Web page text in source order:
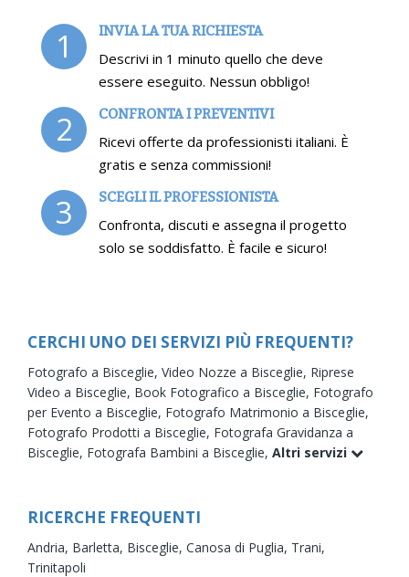
1 INVIA LA TUA RICHIESTA
Descrivi in 1 minuto quello che deve
essere eseguito. Nessun obbligo!
2 CONFRONTA I PREVENTIVI
Ricevi offerte da professionisti italiani. È
gratis e senza commissioni!
3 SCEGLI IL PROFESSIONISTA
Confronta, discuti e assegna il progetto
solo se soddisfatto. È facile e sicuro!
CERCHI UNO DEI SERVIZI PIÙ FREQUENTI?
Fotografo a Bisceglie, Video Nozze a Bisceglie, Riprese
Video a Bisceglie, Book Fotografico a Bisceglie, Fotografo
per Evento a Bisceglie, Fotografo Matrimonio a Bisceglie,
Fotografo Prodotti a Bisceglie, Fotografa Gravidanza a
Bisceglie, Fotografa Bambini a Bisceglie, Altri servizi
RICERCHE FREQUENTI
Andria, Barletta, Bisceglie, Canosa di Puglia, Trani,
Trinitapoli